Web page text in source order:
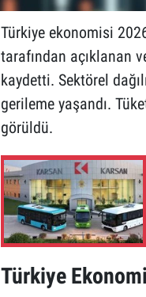
Türkiye ekonomisi
tarafından açıklanan
kaydetti. Sektörel
gerileme yaşandı.
görüldü.
Türkiye